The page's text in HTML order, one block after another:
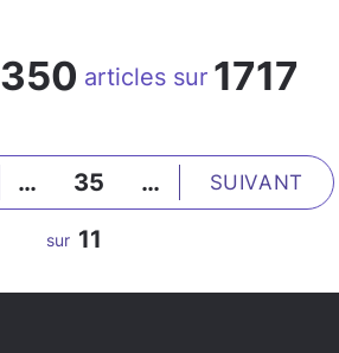
350 articles sur 1717
… 35 … SUIVANT
sur 11